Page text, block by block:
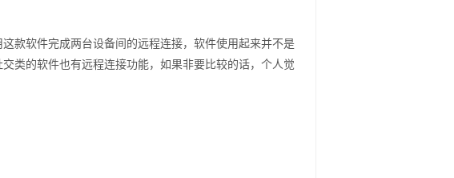
软件完成两台设备间的远程连接，软件使用起来并不是
类的软件也有远程连接功能，如果非要比较的话，个人觉